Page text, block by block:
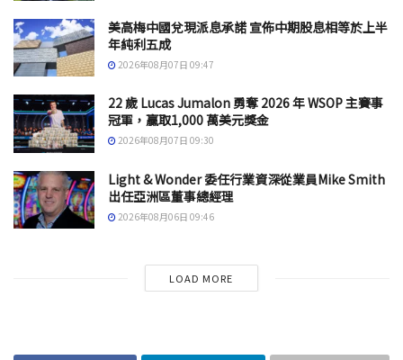
美高梅中國兌現派息承諾 宣佈中期股息相等於上半
年純利五成
2026年08月07日 09:47
22 歲 Lucas Jumalon 勇奪 2026 年 WSOP 主賽事
冠軍，贏取1,000 萬美元獎金
2026年08月07日 09:30
Light & Wonder 委任行業資深從業員Mike Smith
出任亞洲區董事總經理
2026年08月06日 09:46
LOAD MORE